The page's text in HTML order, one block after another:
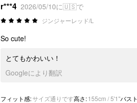
r***4 2026/05/10に🇺🇸で
ジンジャーレッド/L
So cute!
とてもかわいい！
Googleにより翻訳
フィット感:サイズ通りです高さ:155cm / 5'1"バスト